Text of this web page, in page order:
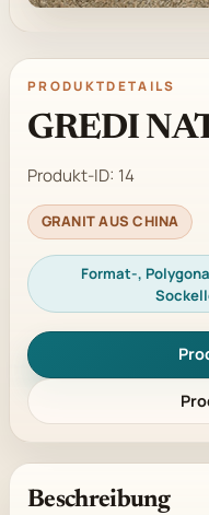
PRODUKTDETAILS
GREDI
Produkt-ID: 14
GRANIT AUS CHINA
Format-,
Beschreibung